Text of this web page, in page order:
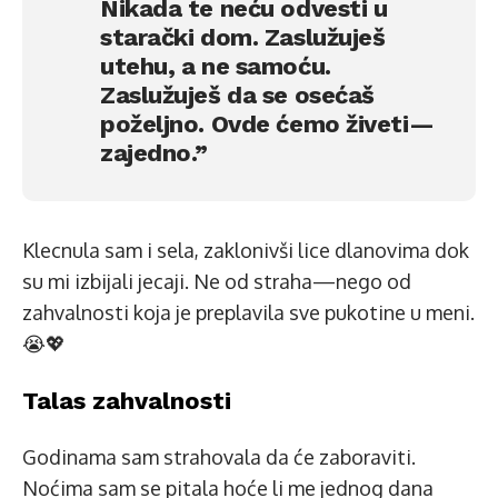
Nikada te neću odvesti u
starački dom. Zaslužuješ
utehu, a ne samoću.
Zaslužuješ da se osećaš
poželjno. Ovde ćemo živeti—
zajedno.”
Klecnula sam i sela, zaklonivši lice dlanovima dok
su mi izbijali jecaji. Ne od straha—nego od
zahvalnosti koja je preplavila sve pukotine u meni.
😭💖
Talas zahvalnosti
Godinama sam strahovala da će zaboraviti.
Noćima sam se pitala hoće li me jednog dana